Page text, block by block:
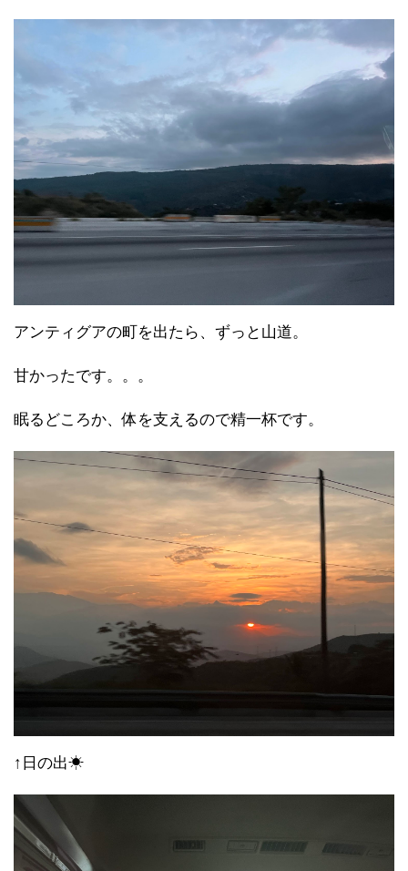
アンティグアの町を出たら、ずっと山道。
甘かったです。。。
眠るどころか、体を支えるので精一杯です。
↑日の出☀︎